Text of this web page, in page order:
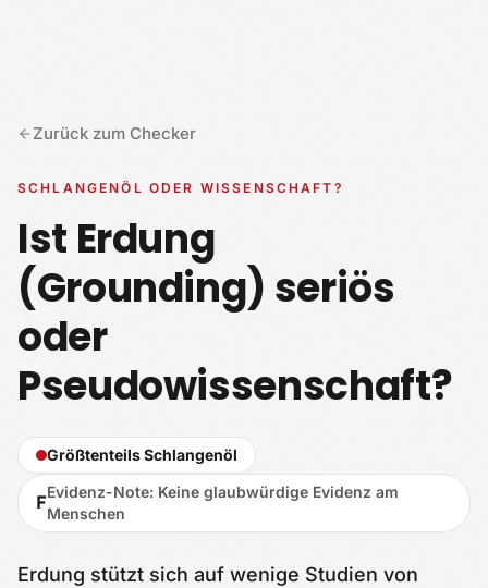
Zurück zum Checker
SCHLANGENÖL ODER WISSENSCHAFT?
Ist Erdung
(Grounding) seriös
oder
Pseudowissenschaft?
Größtenteils Schlangenöl
FEvidenz-Note: Keine glaubwürdige Evidenz am
Menschen
Erdung stützt sich auf wenige Studien von